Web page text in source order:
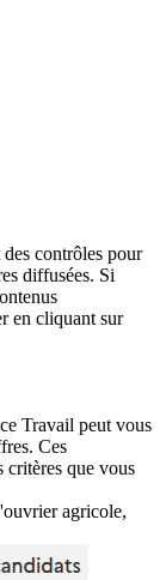
contrôles pour
diffusées. Si
en cliquant sur
Travail peut vous
Ces
critères que vous
agricole,